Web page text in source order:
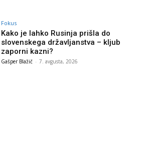
Fokus
Kako je lahko Rusinja prišla do
slovenskega državljanstva – kljub
zaporni kazni?
Gašper Blažič - 7. avgusta, 2026